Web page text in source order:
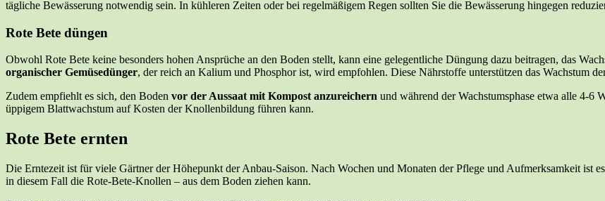
tägliche Bewässerung notwendig sein. In kühleren Zeiten oder bei regelmäßigem Regen sollten Sie die Bewässerung hingegen
Rote Bete düngen
Obwohl Rote Bete keine besonders hohen Ansprüche an den Boden stellt, kann eine gelegentliche Düngung dazu beitragen, das
organischer Gemüsedünger, der reich an Kalium und Phosphor ist, wird empfohlen. Diese Nährstoffe unterstützen das Wachstum
Zudem empfiehlt es sich, den Boden vor der Aussaat mit Kompost anzureichern und während der Wachstumsphase etwa alle 4-6
üppigem Blattwachstum auf Kosten der Knollenbildung führen kann.
Rote Bete ernten
Die Erntezeit ist für viele Gärtner der Höhepunkt der Anbau-Saison. Nach Wochen und Monaten der Pflege und Aufmerksamkeit ist
in diesem Fall die Rote-Bete-Knollen – aus dem Boden ziehen kann.